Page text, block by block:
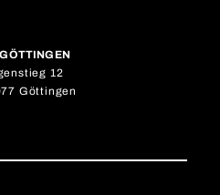
12
Göttingen